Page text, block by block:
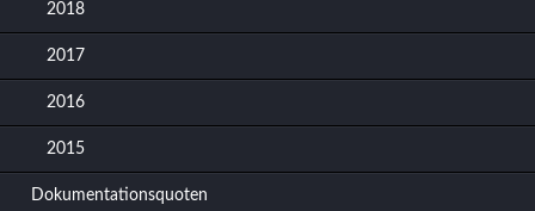
2018
2017
2016
2015
Dokumentationsquoten